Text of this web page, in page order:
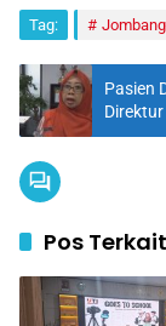
Tag: Jombang
Pasien
Ini
Pos Terkait